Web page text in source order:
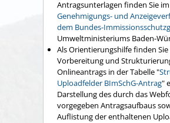
Antragsunterlagen finden Sie im
Genehmigungs- und
dem Bundes-
Umweltministeriums Baden-
Als Orientierungshilfe finden
Vorbereitung und
Onlineantrags in der Tabelle "
Uploadfelder BImSchG-Antrag"
Darstellung des durch das
vorgegeben Antragsaufbaus
Auflistung der enthaltenen